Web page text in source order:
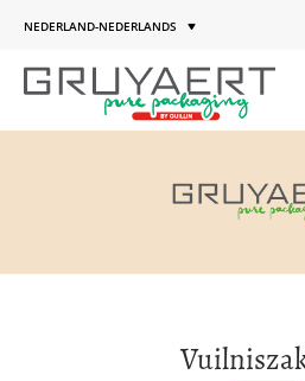
naar
inhoud
Taal
NEDERLAND-NEDERLANDS